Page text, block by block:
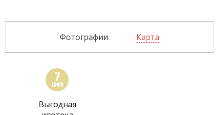
Фотографии Карта
Выгодная